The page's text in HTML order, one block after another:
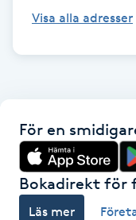
Hollywood Peel
Hudföryngring
Huduppstramning
Visa alla adresser
För en
Bokadirekt för
Läs mer